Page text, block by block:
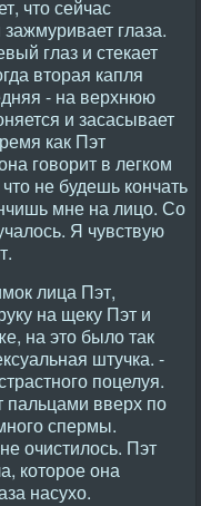
что сейчас
глаза.
глаз и стекает
вторая капля
- на верхнюю
и засасывает
как Пэт
говорит в легком
не будешь кончать
мне на лицо. Со
Я чувствую
лица Пэт,
на щеку Пэт и
на это было так
штучка. -
поцелуя.
пальцами вверх по
спермы.
очистилось. Пэт
которое она
насухо.